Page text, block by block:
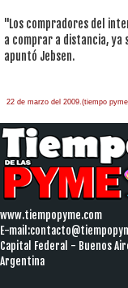
"Los compradores del
a comprar a distancia, ya
apuntó Jebsen.
22 de marzo del 2009.(tiempo
www.tiempopyme.com
E-mail:
Capital Federal - Buenos
Argentina